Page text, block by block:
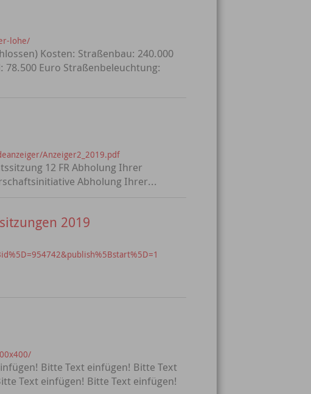
lohe/
Kosten: Straßenbau: 240.000
78.500 Euro Straßenbeleuchtung:
Anzeiger2_2019.pdf
12 FR Abholung Ihrer
Abholung Ihrer...
2019
Bitte Text einfügen! Bitte Text
Text einfügen! Bitte Text einfügen!